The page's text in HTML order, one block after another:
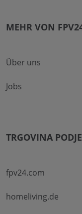
MEHR VON
Über uns
Jobs
TRGOVINA
fpv24.com
homeliving.de